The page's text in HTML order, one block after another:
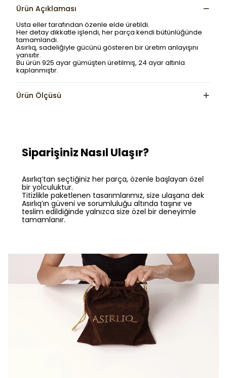
Ürün Açıklaması
Usta eller tarafından özenle elde üretildi.
Her detay dikkatle işlendi, her parça kendi bütünlüğünde
tamamlandı.
Asırlıq, sadeliğiyle gücünü gösteren bir üretim anlayışını
yansıtır.
Bu ürün 925 ayar gümüşten üretilmiş, 24 ayar altınla
kaplanmıştır.
Ürün Ölçüsü
Siparişiniz Nasıl Ulaşır?
Asırlıq’tan seçtiğiniz her parça, özenle başlayan özel
bir yolculuktur.
Titizlikle paketlenen tasarımlarımız, size ulaşana dek
Asırlıq’ın güveni ve sorumluluğu altında taşınır ve
teslim edildiğinde yalnızca size özel bir deneyimle
tamamlanır.